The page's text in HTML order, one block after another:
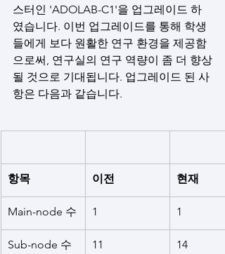
스터인 'ADOLAB-C1'을 업그레이드 하
였습니다. 이번 업그레이드를 통해 학생
들에게 보다 원활한 연구 환경을 제공함
으로써, 연구실의 연구 역량이 좀 더 향상
될 것으로 기대됩니다. 업그레이드 된 사
항은 다음과 같습니다.
항목 이전 현재
Main-node 수 1 1
Sub-node 수 11 14